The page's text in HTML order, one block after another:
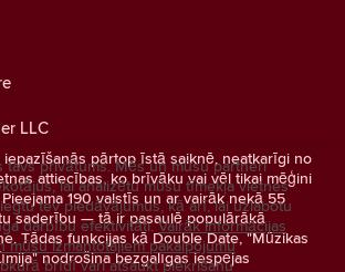
LLC
pārtop īstā saiknē, neatkarīgi no
attiecības, ko brīvāku vai vēl tikai mēģini
190 valstīs un ar vairāk nekā 55
saderību — tā ir pasaulē populārākā
Tādas funkcijas kā Double Date, "Mūzikas
nodrošina bezgalīgas iespējas
tavs privātums. Mēs un mūsu partneri
lai analizētu mūsu tīmekļa vietnes
tev piedāvājumus, kā arī, lai uzlabotu
darbību efektivitāti.Vairāk informācijas
mūsu izmantotajiem pakalpojumu
brīdī vari atsaukt piekrišanu